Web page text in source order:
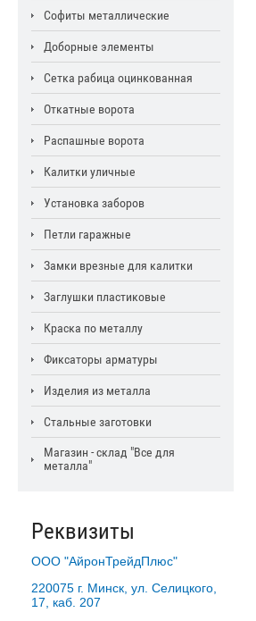
Софиты металлические
Доборные элементы
Сетка рабица оцинкованная
Откатные ворота
Распашные ворота
Калитки уличные
Установка заборов
Петли гаражные
Замки врезные для калитки
Заглушки пластиковые
Краска по металлу
Фиксаторы арматуры
Изделия из металла
Стальные заготовки
Магазин - склад "Все для
металла"
Реквизиты
ООО "АйронТрейдПлюс"
220075 г. Минск, ул. Селицкого,
17, каб. 207